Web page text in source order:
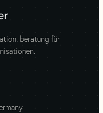
beratung für